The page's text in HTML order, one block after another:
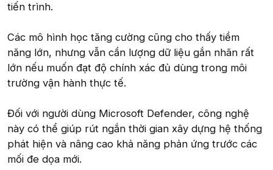
tiến trình.
Các mô hình học tăng cường cũng cho thấy tiềm
năng lớn, nhưng vẫn cần lượng dữ liệu gắn nhãn rất
lớn nếu muốn đạt độ chính xác đủ dùng trong môi
trường vận hành thực tế.
Đối với người dùng Microsoft Defender, công nghệ
này có thể giúp rút ngắn thời gian xây dựng hệ thống
phát hiện và nâng cao khả năng phản ứng trước các
mối đe dọa mới.